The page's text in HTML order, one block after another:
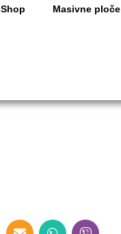
Shop Masivne ploče